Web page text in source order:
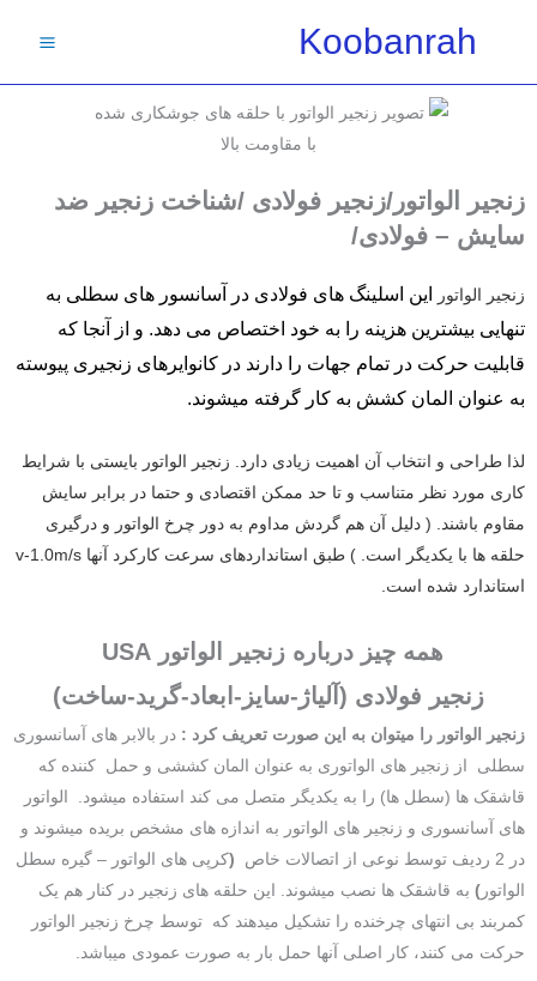
Koobanrah
زنجیر الواتور/زنجیر فولادی /شناخت زنجیر ضد
سایش – فولادی/
زنجیر الواتور
این اسلینگ های فولادی در آسانسور های سطلی به
تنهایی بیشترین هزینه را به خود اختصاص می دهد. و از آنجا که
قابلیت حرکت در تمام جهات را دارند در کانوایرهای زنجیری پیوسته
به عنوان المان کشش به کار گرفته میشوند.
لذا طراحی و انتخاب آن اهمیت زیادی دارد. زنجیر الواتور بایستی با شرایط
کاری مورد نظر متناسب و تا حد ممکن اقتصادی و حتما در برابر سایش
مقاوم باشند. ( دلیل آن هم گردش مداوم به دور چرخ الواتور و درگیری
حلقه ها با یکدیگر است. ) طبق استانداردهای سرعت کارکرد آنها v-1.0m/s
استاندارد شده است.
همه چیز درباره زنجیر الواتور USA
زنجیر فولادی (آلیاژ-سایز-ابعاد-گرید-ساخت)
زنجیر الواتور را میتوان به این صورت تعریف کرد : در بالابر های آسانسوری
سطلی از زنجیر های الواتوری به عنوان المان کششی و حمل کننده که
قاشقک ها (سطل ها) را به یکدیگر متصل می کند استفاده میشود. الواتور
های آسانسوری و زنجیر های الواتور به اندازه های مشخص بریده میشوند و
در 2 ردیف توسط نوعی از اتصالات خاص
(کرپی های الواتور – گیره سطل
الواتور ) به قاشقک ها نصب میشوند. این حلقه های زنجیر در کنار هم یک
کمربند بی انتهای چرخنده را تشکیل میدهند که توسط چرخ زنجیر الواتور
حرکت می کنند، کار اصلی آنها حمل بار به صورت عمودی میباشد.